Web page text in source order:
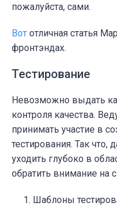
пожалуйста, сами.
Вот отличная статья
фронтэндах.
Тестирование
Невозможно выдать
контроля качества.
принимать участие в
тестирования. Так что,
уходить глубоко в
обратить внимание на
Шаблоны